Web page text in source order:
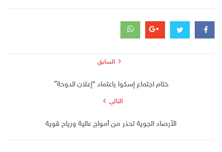
السابق
ختام اجتماع إسكوا باعتماد “إعلان الدوحة”
التالي
الأرصاد الجوية تحذر من أمواج عالية ورياح قوية